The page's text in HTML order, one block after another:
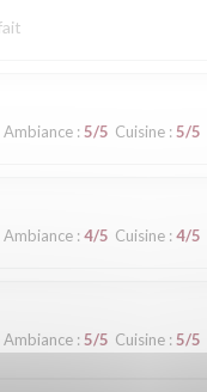
Ambiance: 5/5 Cuisine: 5/5
Ambiance: 4/5 Cuisine: 4/5
Ambiance: 5/5 Cuisine: 5/5